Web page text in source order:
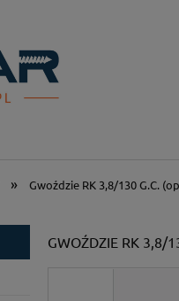
» Gwoździe RK 3,8/130 G.C.
GWOŹDZIE RK 3,8/